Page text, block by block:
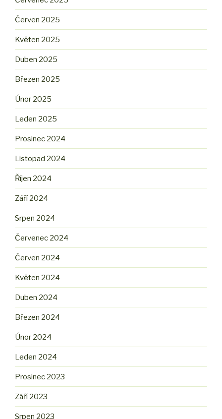
Červen 2025
Květen 2025
Duben 2025
Březen 2025
Únor 2025
Leden 2025
Prosinec 2024
Listopad 2024
Říjen 2024
Září 2024
Srpen 2024
Červenec 2024
Červen 2024
Květen 2024
Duben 2024
Březen 2024
Únor 2024
Leden 2024
Prosinec 2023
Září 2023
Srpen 2023